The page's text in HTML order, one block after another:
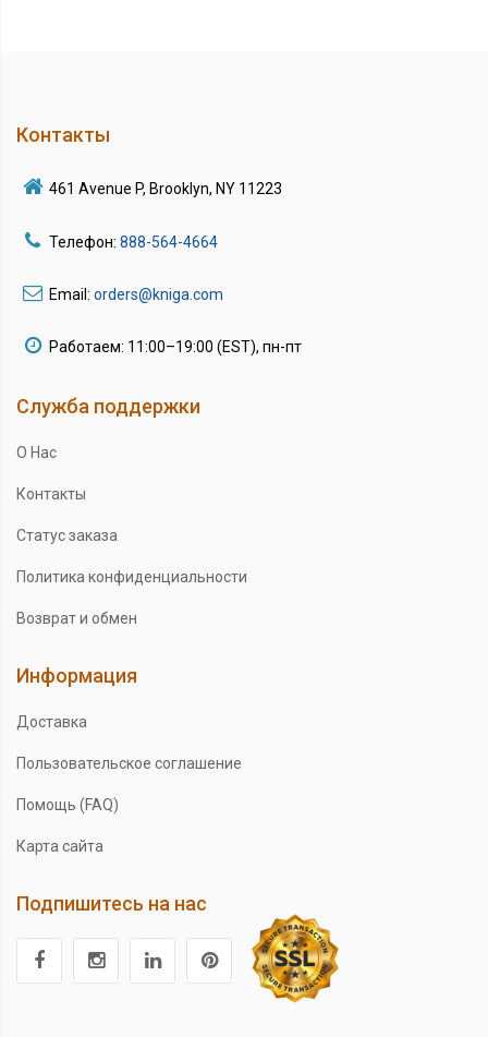
Контакты
461 Avenue P, Brooklyn, NY 11223
Телефон: 888-564-4664
Email: orders@kniga.com
Работаем: 11:00–19:00 (EST), пн-пт
Служба поддержки
О Нас
Контакты
Статус заказа
Политика конфиденциальности
Возврат и обмен
Информация
Доставка
Пользовательское соглашение
Помощь (FAQ)
Карта сайта
Подпишитесь на нас